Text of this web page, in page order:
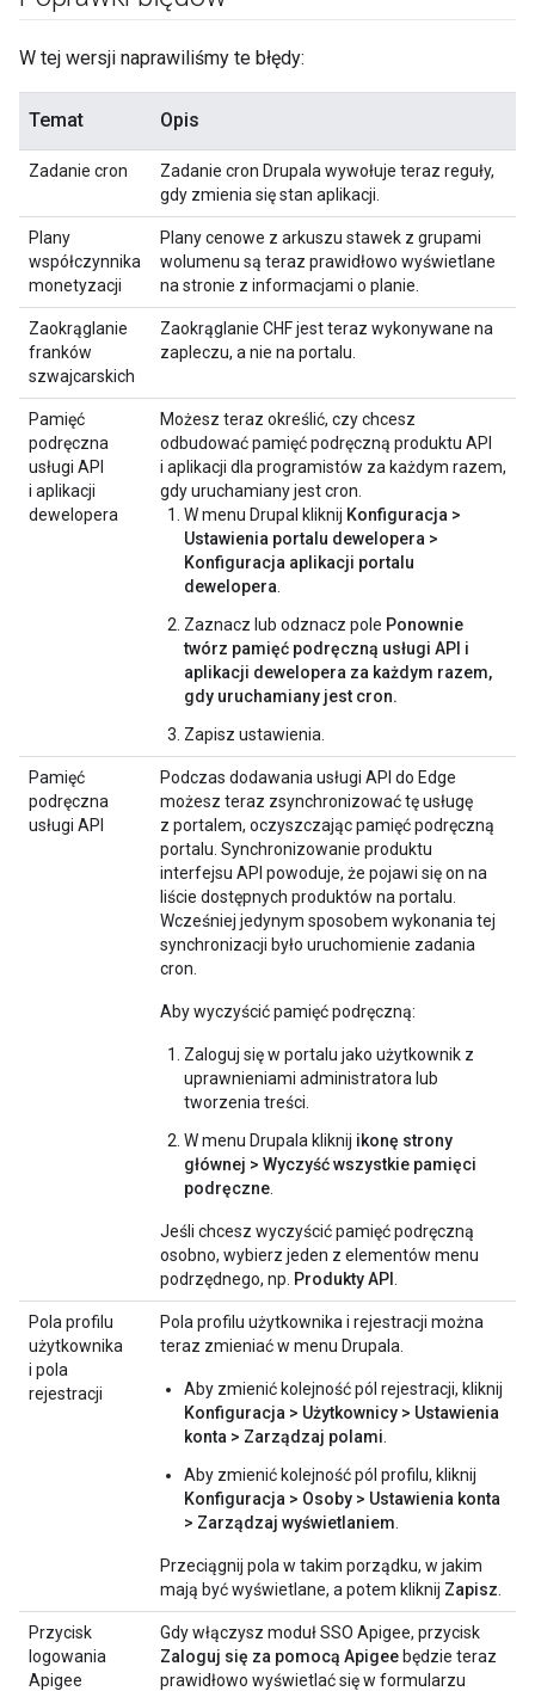
W tej wersji naprawiliśmy te błędy:
Temat Opis
Zadanie cron
Zadanie cron Drupala wywołuje teraz reguły,
gdy zmienia się stan aplikacji.
Plany
współczynnika
monetyzacji
Plany cenowe z arkuszu stawek z grupami
wolumenu są teraz prawidłowo wyświetlane
na stronie z informacjami o planie.
Zaokrąglanie
franków
szwajcarskich
Zaokrąglanie CHF jest teraz wykonywane na
zapleczu, a nie na portalu.
Pamięć
podręczna
usługi API
i aplikacji
dewelopera
Możesz teraz określić, czy chcesz
odbudować pamięć podręczną produktu API
i aplikacji dla programistów za każdym razem,
gdy uruchamiany jest cron.
W menu Drupal kliknij Konfiguracja >
Ustawienia portalu dewelopera >
Konfiguracja aplikacji portalu
dewelopera
Zaznacz lub odznacz pole Ponownie
twórz pamięć podręczną usługi API i
aplikacji dewelopera za każdym razem,
gdy uruchamiany jest cron.
Zapisz ustawienia.
Pamięć
podręczna
usługi API
Podczas dodawania usługi API do Edge
możesz teraz zsynchronizować tę usługę
z portalem, oczyszczając pamięć podręczną
portalu. Synchronizowanie produktu
interfejsu API powoduje, że pojawi się on na
liście dostępnych produktów na portalu.
Wcześniej jedynym sposobem wykonania tej
synchronizacji było uruchomienie zadania
cron.
Aby wyczyścić pamięć podręczną:
Zaloguj się w portalu jako użytkownik z
uprawnieniami administratora lub
tworzenia treści.
W menu Drupala kliknij ikonę strony
głównej > Wyczyść wszystkie pamięci
podręczne
Jeśli chcesz wyczyścić pamięć podręczną
osobno, wybierz jeden z elementów menu
podrzędnego, np. Produkty API
Pola profilu
użytkownika
i pola
rejestracji
Pola profilu użytkownika i rejestracji można
teraz zmieniać w menu Drupala.
Aby zmienić kolejność pól rejestracji, kliknij
Konfiguracja > Użytkownicy > Ustawienia
konta > Zarządzaj polami
Aby zmienić kolejność pól profilu, kliknij
Konfiguracja > Osoby > Ustawienia konta
> Zarządzaj wyświetlaniem
Przeciągnij pola w takim porządku, w jakim
mają być wyświetlane, a potem kliknij Zapisz
Przycisk
logowania
Apigee
Gdy włączysz moduł SSO Apigee, przycisk
Zaloguj się za pomocą Apigee będzie teraz
prawidłowo wyświetlać się w formularzu